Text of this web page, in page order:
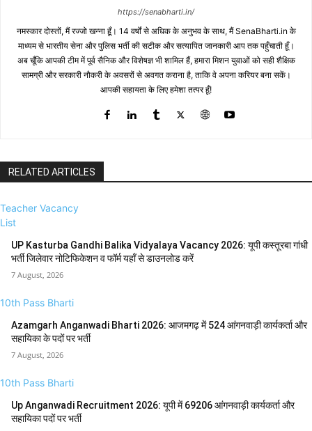
https://senabharti.in/
नमस्कार दोस्तों, मैं रज्जो खन्ना हूँ। 14 वर्षों से अधिक के अनुभव के साथ, मैं SenaBharti.in के
माध्यम से भारतीय सेना और पुलिस भर्ती की सटीक और सत्यापित जानकारी आप तक पहुँचाती हूँ।
अब चूँकि आपकी टीम में पूर्व सैनिक और विशेषज्ञ भी शामिल हैं, हमारा मिशन युवाओं को सही शैक्षिक
सामग्री और सरकारी नौकरी के अवसरों से अवगत कराना है, ताकि वे अपना करियर बना सकें।
आपकी सहायता के लिए हमेशा तत्पर हूँ!
RELATED ARTICLES
Teacher Vacancy
List
UP Kasturba Gandhi Balika Vidyalaya Vacancy 2026: यूपी कस्तूरबा गांधी
भर्ती जिलेवार नोटिफिकेशन व फॉर्म यहाँ से डाउनलोड करें
7 August, 2026
10th Pass Bharti
Azamgarh Anganwadi Bharti 2026: आजमगढ़ में 524 आंगनवाड़ी कार्यकर्ता और
सहायिका के पदों पर भर्ती
7 August, 2026
10th Pass Bharti
Up Anganwadi Recruitment 2026: यूपी में 69206 आंगनवाड़ी कार्यकर्ता और
सहायिका पदों पर भर्ती